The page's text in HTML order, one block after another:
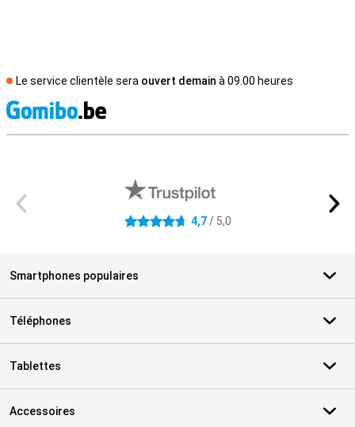
Le service clientèle sera ouvert demain à 09.00 heures
4.7 étoiles 4,7/ 5,0
Smartphones populaires
Téléphones
Tablettes
Accessoires